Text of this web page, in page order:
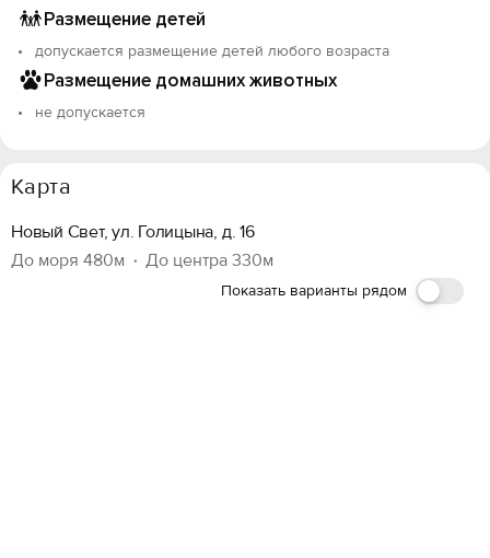
Размещение детей
допускается размещение детей любого возраста
Размещение домашних животных
не допускается
Карта
Новый Свет, ул. Голицына, д. 16
До моря 480м
До центра 330м
Показать варианты рядом